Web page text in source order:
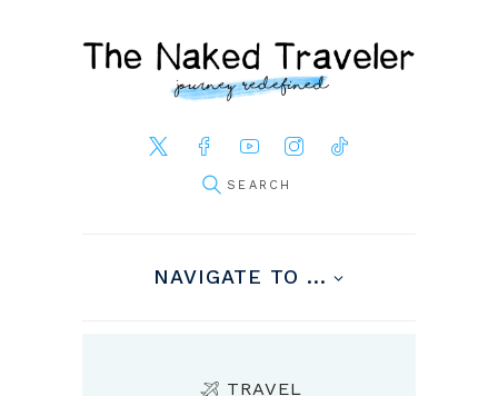
NAVIGATE TO ...
TRAVEL